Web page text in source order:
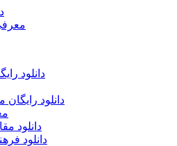
دانلود
دانلود رایگان
دانلود
دانلود